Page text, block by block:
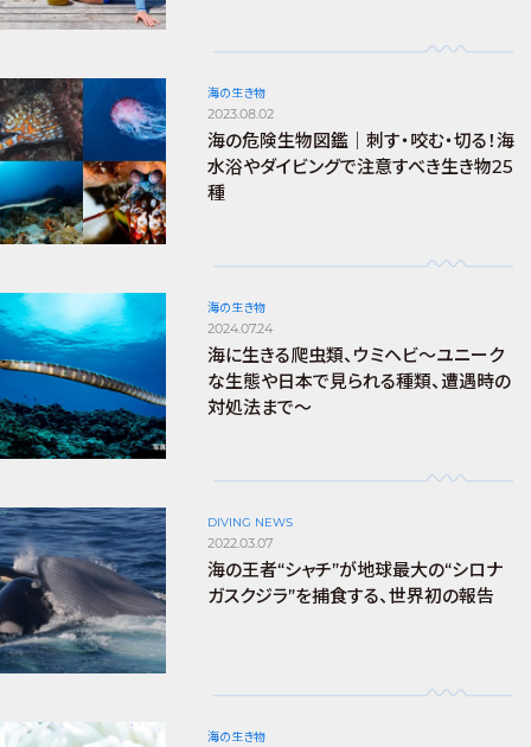
海の生き物
2023.08.02
海の危険生物図鑑｜刺す・咬む・切る！海
水浴やダイビングで注意すべき生き物25
種
海の生き物
2024.07.24
海に生きる爬虫類、ウミヘビ～ユニーク
な生態や日本で見られる種類、遭遇時の
対処法まで～
DIVING NEWS
2022.03.07
海の王者“シャチ”が地球最大の“シロナ
ガスクジラ”を捕食する、世界初の報告
海の生き物